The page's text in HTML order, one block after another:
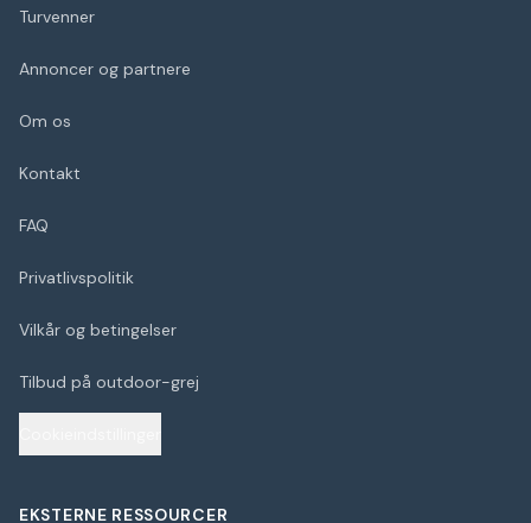
Turvenner
Annoncer og partnere
Om os
Kontakt
FAQ
Privatlivspolitik
Vilkår og betingelser
Tilbud på outdoor-grej
EKSTERNE RESSOURCER